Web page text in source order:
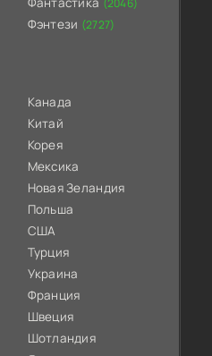
(2046)
Фэнтези (2727)
Канада
Китай
Корея
Мексика
Новая Зеландия
Польша
США
Турция
Украина
Франция
Швеция
Шотландия